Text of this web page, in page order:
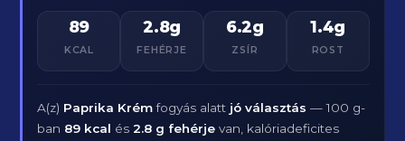
89
KCAL
2.8g
FEHÉRJE
6.2g
ZSÍR
1.4g
ROST
A(z) Paprika Krémfogyás alatt jó választás — 100 g-
ban 89 kcal és2.8 g fehérje van, kalóriadeficites